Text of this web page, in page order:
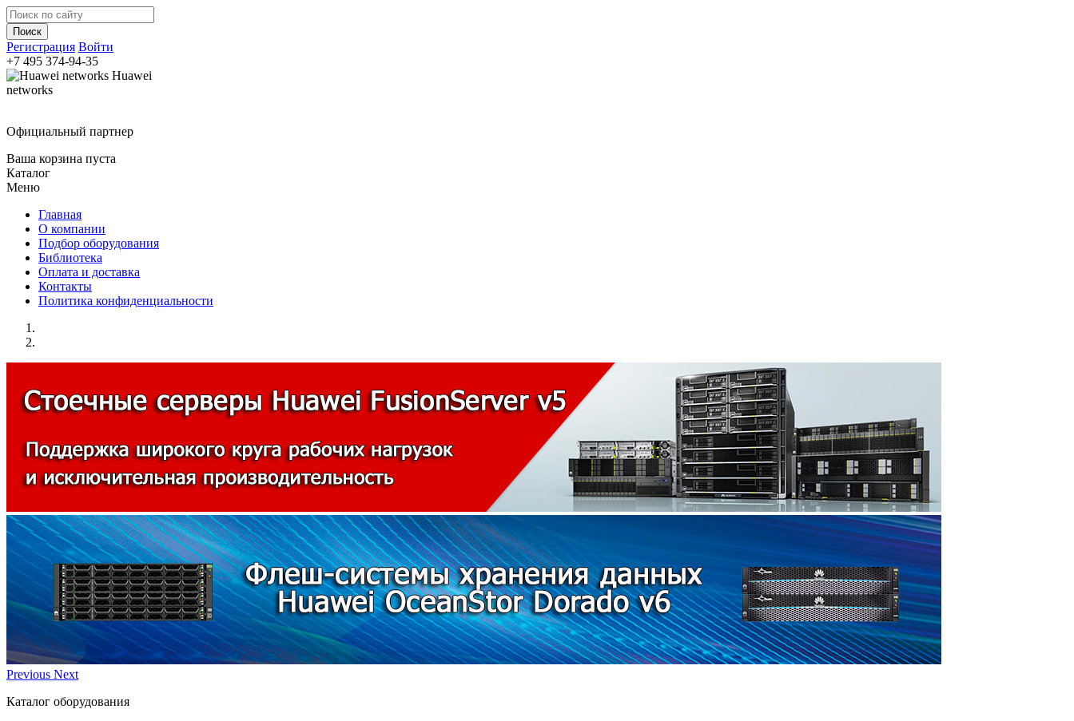
Регистрация Войти
+7 495 374-94-35
Huawei
networks
Официальный партнер
Ваша корзина пуста
Каталог
Меню
Главная
О компании
Подбор оборудования
Библиотека
Оплата и доставка
Контакты
Политика конфиденциальности
Previous Next
Каталог оборудования